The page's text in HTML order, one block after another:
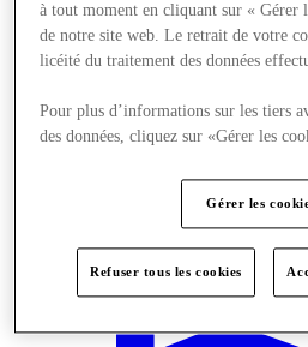
à tout moment en cliquant sur « Gérer
de notre site web. Le retrait de votre
licéité du traitement des données
Pour plus d’informations sur les tiers
des données, cliquez sur «Gérer les
Gérer les
Refuser tous les cookies